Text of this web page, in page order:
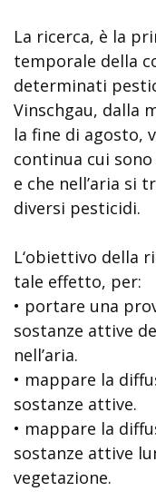
La ricerca, è la
temporale della
determinati
Vinschgau, dalla
la fine di agosto,
continua cui
e che nell’aria si
diversi pesticidi.
L‘obiettivo della
tale effetto, per:
• portare una
sostanze attive
nell’aria.
• mappare la
sostanze attive.
• mappare la
sostanze attive
vegetazione.